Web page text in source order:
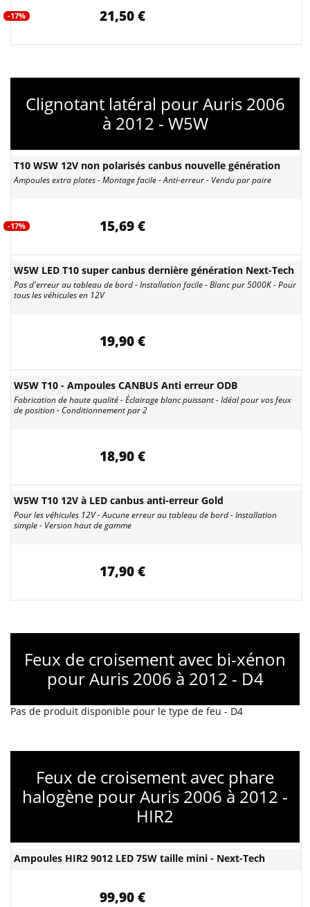
-17% 21,50 €
Clignotant latéral pour Auris 2006
à 2012 - W5W
T10 W5W 12V non polarisés canbus nouvelle génération
Ampoules extra plates - Montage facile - Anti-erreur - Vendu par paire
-17% 15,69 €
W5W LED T10 super canbus dernière génération Next-Tech
Pas d'erreur au tableau de bord - Installation facile - Blanc pur 5000K - Pour
tous les véhicules en 12V
19,90 €
W5W T10 - Ampoules CANBUS Anti erreur ODB
Fabrication de haute qualité - Éclairage blanc puissant - Idéal pour vos feux
de position - Conditionnement par 2
18,90 €
W5W T10 12V à LED canbus anti-erreur Gold
Pour les véhicules 12V - Aucune erreur au tableau de bord - Installation
simple - Version haut de gamme
17,90 €
Feux de croisement avec bi-xénon
pour Auris 2006 à 2012 - D4
Pas de produit disponible pour le type de feu - D4
Feux de croisement avec phare
halogène pour Auris 2006 à 2012 -
HIR2
Ampoules HIR2 9012 LED 75W taille mini - Next-Tech
99,90 €